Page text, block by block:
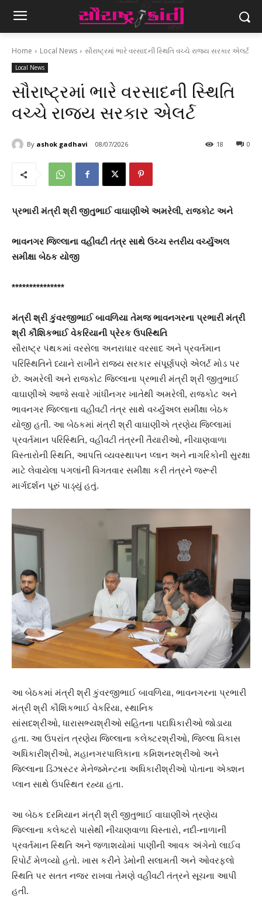
Home Local News સૌરાષ્ટ્રમાં ભારે વરસાદની સ્થિતિ વચ્ચે રાજ્ય સરકાર એલર્ટ
Local News
સૌરાષ્ટ્રમાં ભારે વરસાદની સ્થિતિ
વચ્ચે રાજ્ય સરકાર એલર્ટ
By ashok gadhavi 08/07/2026 0
18
પ્રભારી મંત્રી શ્રી જીતુભાઈ વાઘાણીએ અમરેલી, રાજકોટ અને
ભાવનગર જિલ્લાના વહીવટી તંત્ર સાથે ઉચ્ચ સ્તરીય વર્ચ્યુઅલ
સમીક્ષા બેઠક યોજી
***************
મંત્રી શ્રી કુંવરજીભાઈ બાવળિયા તેમજ ભાવનગરના પ્રભારી મંત્રી
શ્રી કૌશિકભાઈ વેકરિયાની પ્રેરક ઉપસ્થિતિ
સૌરાષ્ટ્ર પંથકમાં વરસેલા અનરાધાર વરસાદ અને પ્રવર્તમાન
પરિસ્થિતિને ધ્યાને રાખીને રાજ્ય સરકાર સંપૂર્ણપણે એલર્ટ મોડ પર
છે. અમરેલી અને રાજકોટ જિલ્લાના પ્રભારી મંત્રી શ્રી જીતુભાઈ
વાઘાણીએ આજે સવારે ગાંધીનગર ખાતેથી અમરેલી, રાજકોટ અને
ભાવનગર જિલ્લાના વહીવટી તંત્ર સાથે વર્ચ્યુઅલ સમીક્ષા બેઠક
યોજી હતી. આ બેઠકમાં મંત્રી શ્રી વાઘાણીએ ત્રણેય જિલ્લામાં
પ્રવર્તમાન પરિસ્થિતિ, વહીવટી તંત્રની તૈયારીઓ, નીચાણવાળા
વિસ્તારોની સ્થિતિ, આપત્તિ વ્યવસ્થાપન પ્લાન અને નાગરિકોની સુરક્ષા
માટે લેવાયેલા પગલાંની વિગતવાર સમીક્ષા કરી તંત્રને જરૂરી
માર્ગદર્શન પૂરું પાડ્યું હતું.
આ બેઠકમાં મંત્રી શ્રી કુંવરજીભાઈ બાવળિયા, ભાવનગરના પ્રભારી
મંત્રી શ્રી કૌશિકભાઈ વેકરિયા, સ્થાનિક
સાંસદશ્રીઓ, ધારાસભ્યશ્રીઓ સહિતના પદાધિકારીઓ જોડાયા
હતા. આ ઉપરાંત ત્રણેય જિલ્લાના કલેક્ટરશ્રીઓ, જિલ્લા વિકાસ
અધિકારીશ્રીઓ, મહાનગરપાલિકાના કમિશનરશ્રીઓ અને
જિલ્લાના ડિઝાસ્ટર મેનેજમેન્ટના અધિકારીશ્રીઓ પોતાના એક્શન
પ્લાન સાથે ઉપસ્થિત રહ્યા હતા.
આ બેઠક દરમિયાન મંત્રી શ્રી જીતુભાઈ વાઘાણીએ ત્રણેય
જિલ્લાના કલેક્ટરો પાસેથી નીચાણવાળા વિસ્તારો, નદી-નાળાની
પ્રવર્તમાન સ્થિતિ અને જળાશયોમાં પાણીની આવક અંગેનો લાઈવ
રિપોર્ટ મેળવ્યો હતો. ખાસ કરીને ડેમોની સલામતી અને ઓવરફ્લો
સ્થિતિ પર સતત નજર રાખવા તેમણે વહીવટી તંત્રને સૂચના આપી
હતી.